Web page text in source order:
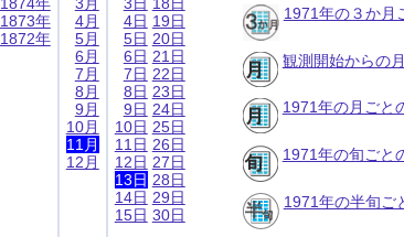
1873年
1872年
4月
5月
6月
7月
8月
9月
10月
11月
12月
4日
5日
6日
7日
8日
9日
10日
11日
12日
13日
14日
15日
19日
20日
21日
22日
23日
24日
25日
26日
27日
28日
29日
30日
1971年の３か月
観測開始からの
1971年の月ごと
1971年の旬ごと
1971年の半旬ご